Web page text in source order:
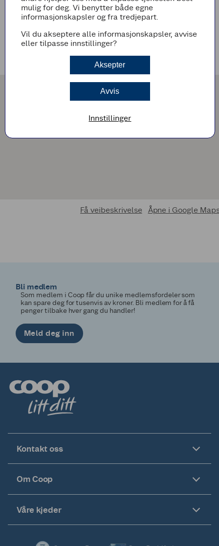
Avvikende åpningstider
Det er ingen avvikende åpningstider i nærmeste fremtid
Få veibeskrivelse Åpne i Google
Bli medlem
Som medlem i Coop får du unike medlemsfordeler som
kan spare deg for tusenvis av kroner. Bli medlem for å få
penger tilbake hver gang du handler!
Meld deg inn
Kontakt oss
Om Coop
Våre kjeder
mulig for deg. Vi benytter både egne
informasjonskapsler og fra tredjepart.
Vil du akseptere alle informasjonskapsler, avvise
eller tilpasse innstillinger?
Aksepter
Avvis
Innstillinger